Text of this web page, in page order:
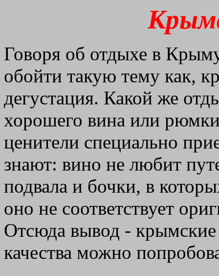
Говоря об отдыхе в
обойти такую тему как,
дегустация. Какой же
хорошего вина или
ценители специально
знают: вино не любит
подвала и бочки, в
оно не соответствует
Отсюда вывод - крымские
качества можно